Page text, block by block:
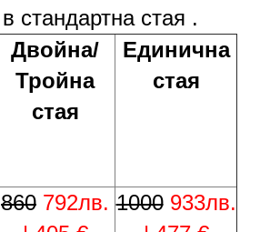
в стандартна стая .
Двойна/
Тройна
стая
Единична
стая
860 792лв. 1000 933лв.